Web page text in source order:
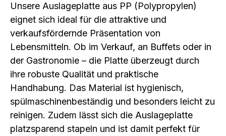
Unsere Auslageplatte aus PP (Polypropylen)
eignet sich ideal für die attraktive und
verkaufsfördernde Präsentation von
Lebensmitteln. Ob im Verkauf, an Buffets oder in
der Gastronomie – die Platte überzeugt durch
ihre robuste Qualität und praktische
Handhabung. Das Material ist hygienisch,
spülmaschinenbeständig und besonders leicht zu
reinigen. Zudem lässt sich die Auslageplatte
platzsparend stapeln und ist damit perfekt für